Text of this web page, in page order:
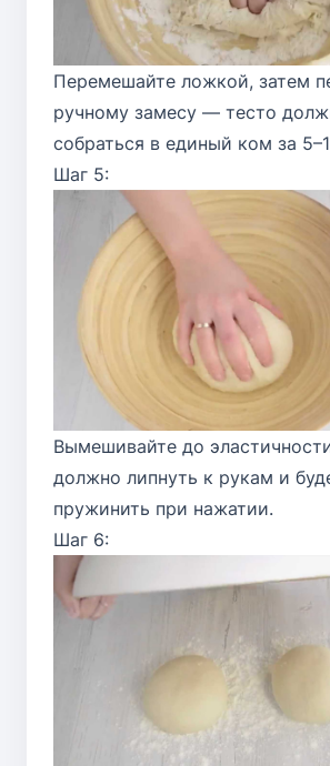
Перемешайте ложкой, затем
ручному замесу — тесто
собраться в единый ком за
Шаг 5:
Вымешивайте до
должно липнуть к рукам и
пружинить при нажатии.
Шаг 6: